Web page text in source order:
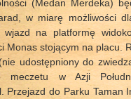
(Medan Merdeka)
w miarę możliwości
wjazd na platformę
Monas stojącym na placu.
udostępniony do
meczetu w Azji
Przejazd do Parku Taman